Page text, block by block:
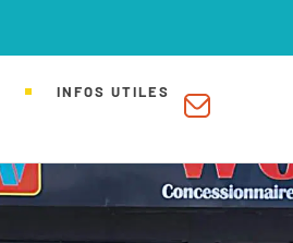
INFOS UTILES